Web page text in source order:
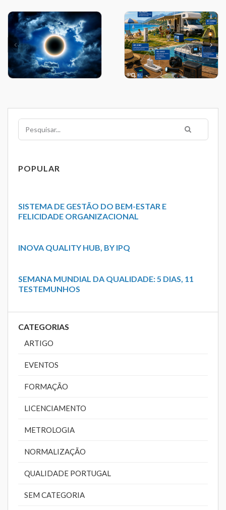
Pesquisar
POPULAR
SISTEMA DE GESTÃO DO BEM-ESTAR E
FELICIDADE ORGANIZACIONAL
INOVA QUALITY HUB, BY IPQ
SEMANA MUNDIAL DA QUALIDADE: 5 DIAS, 11
TESTEMUNHOS
CATEGORIAS
ARTIGO
EVENTOS
FORMAÇÃO
LICENCIAMENTO
METROLOGIA
NORMALIZAÇÃO
QUALIDADE PORTUGAL
SEM CATEGORIA